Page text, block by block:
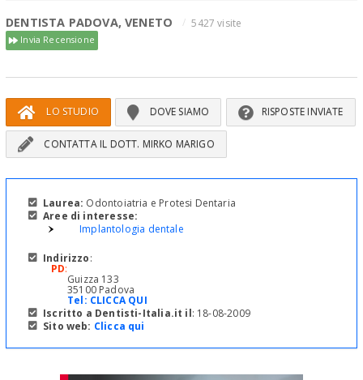
DENTISTA PADOVA, VENETO 5427 visite
Invia Recensione
LO STUDIO DOVE SIAMO RISPOSTE INVIATE
CONTATTA IL DOTT. MIRKO MARIGO
Laurea: Odontoiatria e Protesi Dentaria
Aree di interesse:
Implantologia dentale
Indirizzo:
PD:
Guizza 133
35100 Padova
Tel: CLICCA QUI
Iscritto a Dentisti-Italia.it il: 18-08-2009
Sito web: Clicca qui